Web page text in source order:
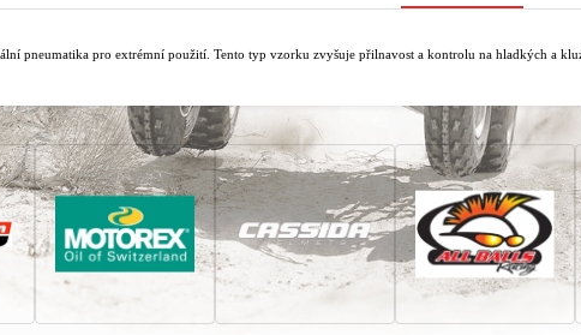
pneumatika pro extrémní použití. Tento typ vzorku zvyšuje přilnavost a kontrolu na hladkých a